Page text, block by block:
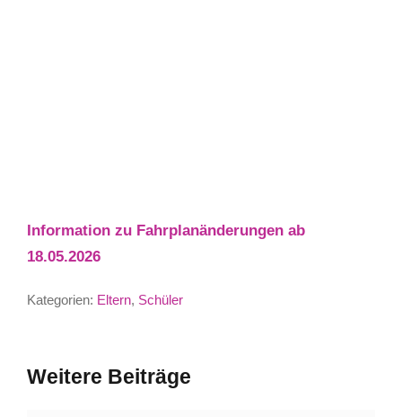
Information zu Fahrplanänderungen ab
18.05.2026
Kategorien: Eltern, Schüler
Weitere Beiträge